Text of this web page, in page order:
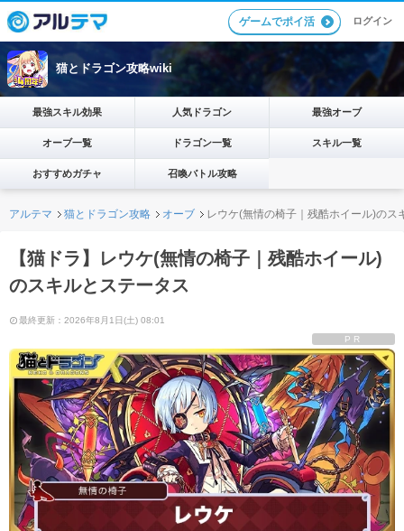
ゲームでポイ活 ログイン
猫とドラゴン攻略wiki
最強スキル効果 人気ドラゴン 最強オーブ
オーブ一覧 ドラゴン一覧 スキル一覧
おすすめガチャ 召喚バトル攻略
アルテマ 猫とドラゴン攻略 オーブ レウケ(無情の椅子｜残酷ホイール)のス
【猫ドラ】レウケ(無情の椅子｜残酷ホイール)
のスキルとステータス
最終更新：2026年8月1日(土) 08:01
PR